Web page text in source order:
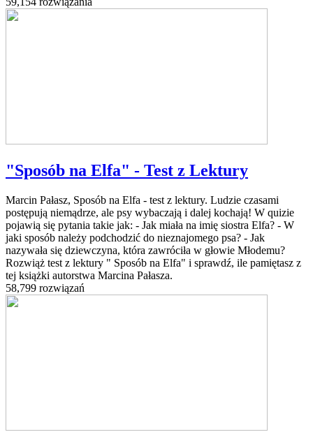
"Sposób na Elfa" - Test z Lektury
Marcin Pałasz, Sposób na Elfa - test z lektury. Ludzie czasami
postępują niemądrze, ale psy wybaczają i dalej kochają! W quizie
pojawią się pytania takie jak: - Jak miała na imię siostra Elfa? - W
jaki sposób należy podchodzić do nieznajomego psa? - Jak
nazywała się dziewczyna, która zawróciła w głowie Młodemu?
Rozwiąż test z lektury " Sposób na Elfa" i sprawdź, ile pamiętasz z
tej książki autorstwa Marcina Pałasza.
58,799 rozwiązań